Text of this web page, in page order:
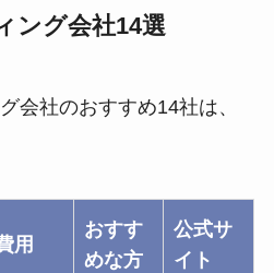
ング会社14選
会社のおすすめ14社は、
用
おすす
めな方
公式サ
イト